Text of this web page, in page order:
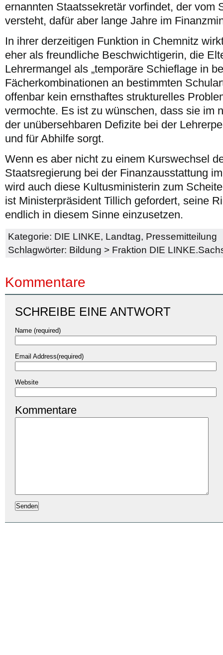
ernannten Staatssekretär vorfindet, der vom
versteht, dafür aber lange Jahre im
In ihrer derzeitigen Funktion in Chemnitz
eher als freundliche Beschwichtigerin, die
Lehrermangel als „temporäre Schieflage in
Fächerkombinationen an bestimmten
offenbar kein ernsthaftes strukturelles
vermochte. Es ist zu wünschen, dass sie im
der unübersehbaren Defizite bei der
und für Abhilfe sorgt.
Wenn es aber nicht zu einem Kurswechsel
Staatsregierung bei der Finanzausstattung
wird auch diese Kultusministerin zum
ist Ministerpräsident Tillich gefordert, seine
endlich in diesem Sinne einzusetzen.
Kategorie: DIE LINKE, Landtag, Pressemitteilung
Schlagwörter: Bildung > Fraktion DIE
Kommentare
SCHREIBE EINE ANTWORT
Name (required)
Email Address(required)
Website
Kommentare